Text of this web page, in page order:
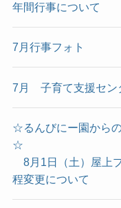
年間行事について
7月行事フォト
7月 子育て支援セ
☆るんびにー園から
8月1日（土）屋上
程変更について